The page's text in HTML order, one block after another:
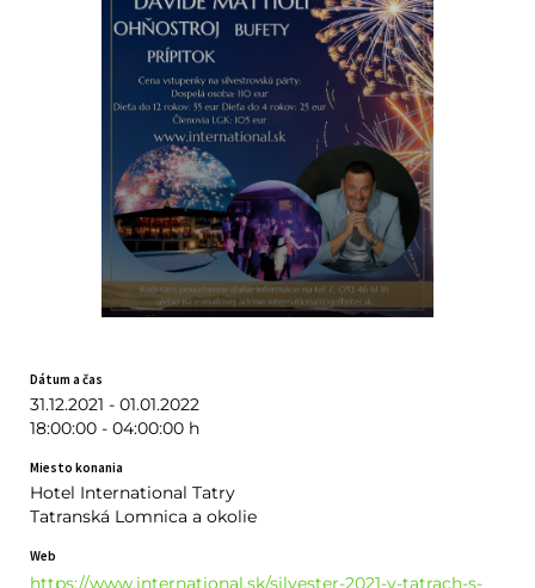
Dátum a čas
31.12.2021 - 01.01.2022
18:00:00 - 04:00:00 h
Miesto konania
Hotel International Tatry
Tatranská Lomnica a okolie
Web
https://www.international.sk/silvester-2021-v-tatrach-s-